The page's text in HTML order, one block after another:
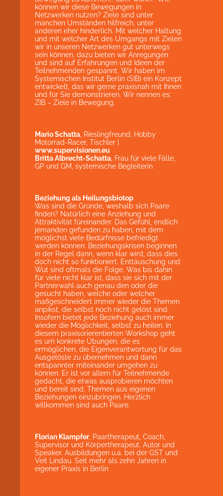
können wir diese Bewegungen in
Netzwerken nutzen? Ziele sind unter
manchen Umständen hilfreich, unter
anderen eher hinderlich. Mit welcher Haltung
und mit welcher Art des Umgangs mit Zielen
wir in unseren Netzwerken gut unterwegs
sein können, dazu bieten wir Anregungen
und sind auf Erfahrungen und Ideen der
Teilnehmenden gespannt. Wir haben im
Systemischen Institut Berlin (SIB) ein Konzept
entwickelt, das wir gerne praxisnah mit Ihnen
und für Sie demonstrieren. Wir nennen es:
ZIB – Ziele in Bewegung.
Mario Schatta, Rieslingfreund, Hobby
Motorrad-Racer, Tischler |
www.supervisionen.eu
Britta Albrecht-Schatta, Frau für viele Fälle,
GP und GM, systemische Begleiterin
Beziehung als Heilungsbiotop
Was sind die Gründe, weshalb sich Paare
finden? Natürlich eine Anziehung und
Attraktivität füreinander. Das Gefühl, endlich
jemanden gefunden zu haben, mit dem
möglichst viele Bedürfnisse befriedigt
werden können. Beziehungskrisen beginnen
in der Regel dann, wenn klar wird, dass dies
doch nicht so funktioniert. Enttäuschung und
Wut sind oftmals die Folge. Was bis dahin
für viele nicht klar ist, dass sie sich mit der
Partnerwahl auch genau den oder die
gesucht haben, welche oder welcher
maßgeschneidert immer wieder die Themen
anpikst, die selbst noch nicht gelöst sind.
Insofern bietet jede Beziehung auch immer
wieder die Möglichkeit, selbst zu heilen. In
diesem praxisorierentierten Workshop geht
es um konkrete Übungen, die es
ermöglichen, die Eigenverantwortung für das
Ausgelöste zu übernehmen und dann
entspannter miteinander umgehen zu
können. Er ist vor allem für Teilnehmende
gedacht, die etwas ausprobieren möchten
und bereit sind, Themen aus eigenen
Beziehungen einzubringen. Herzlich
willkommen sind auch Paare.
Florian Klampfer, Paartherapeut, Coach,
Supervisor und Körpertherapeut. Autor und
Speaker. Ausbildungen u.a. bei der GST und
Veit Lindau. Seit mehr als zehn Jahren in
eigener Praxis in Berlin